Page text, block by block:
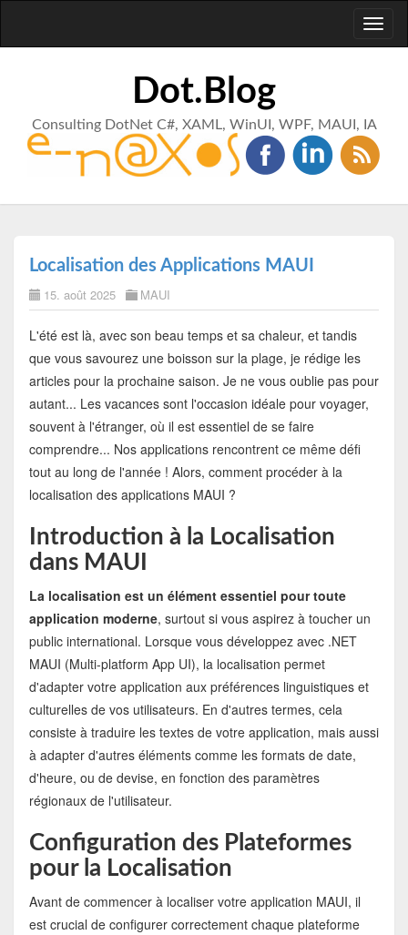
Dot.Blog
Consulting DotNet C#, XAML, WinUI, WPF, MAUI, IA
Localisation des Applications MAUI
15. août 2025 MAUI
L'été est là, avec son beau temps et sa chaleur, et tandis
que vous savourez une boisson sur la plage, je rédige les
articles pour la prochaine saison. Je ne vous oublie pas pour
autant... Les vacances sont l'occasion idéale pour voyager,
souvent à l'étranger, où il est essentiel de se faire
comprendre... Nos applications rencontrent ce même défi
tout au long de l'année ! Alors, comment procéder à la
localisation des applications MAUI ?
Introduction à la Localisation
dans MAUI
La localisation est un élément essentiel pour toute
application moderne, surtout si vous aspirez à toucher un
public international. Lorsque vous développez avec .NET
MAUI (Multi-platform App UI), la localisation permet
d'adapter votre application aux préférences linguistiques et
culturelles de vos utilisateurs. En d'autres termes, cela
consiste à traduire les textes de votre application, mais aussi
à adapter d'autres éléments comme les formats de date,
d'heure, ou de devise, en fonction des paramètres
régionaux de l'utilisateur.
Configuration des Plateformes
pour la Localisation
Avant de commencer à localiser votre application MAUI, il
est crucial de configurer correctement chaque plateforme